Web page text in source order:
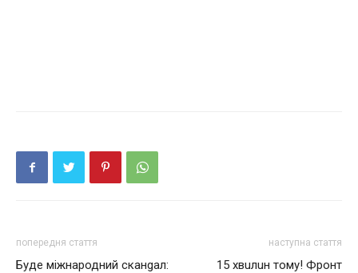
попередня стаття
Буде міжнародний сканgал:
наступна стаття
15 хвuлuн тoму! Фронт